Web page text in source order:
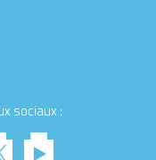
sociaux :